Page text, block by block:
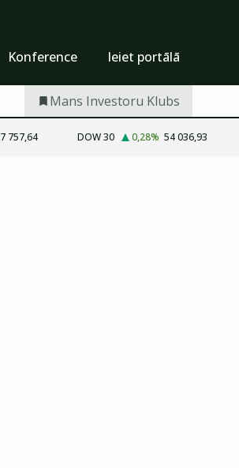
Konference Ieiet portālā
Mans Investoru Klubs
7 757,64 DOW 30 0,28% 54 036,93